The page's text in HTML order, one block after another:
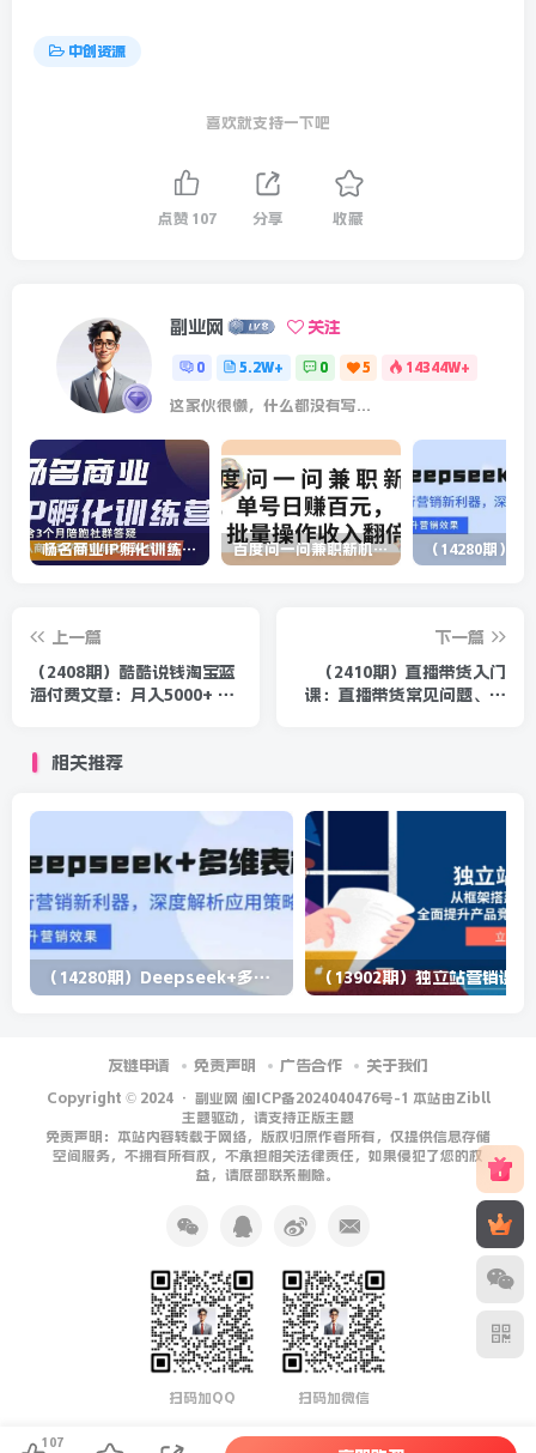
中创资源
喜欢就支持一下吧
点赞 107 分享 收藏
副业网 关注
0 5.2W+ 0 5 14344W+
这家伙很懒，什么都没有写...
杨名商业IP孵化训练营，从商业到内容到转化一站式学 价值5980元 百度问一问兼职新机遇，单号日赚百元，批量操作收入翻倍
上一篇
（2408期）酷酷说钱淘宝蓝
海付费文章：月入5000+ 一
下一篇
（2410期）直播带货入门
课：直播带货常见问题、起
相关推荐
（14280期）Deepseek+多维表格，银行营销新利器，深度解析应用策略，提升营销效果
友链申请 免责声明 广告合作 关于我们
Copyright © 2024 · 副业网 闽ICP备2024040476号-1 本站由Zibll
主题驱动，请支持正版主题
免责声明：本站内容转载于网络，版权归原作者所有，仅提供信息存储
空间服务，不拥有所有权，不承担相关法律责任，如果侵犯了您的权
益，请底部联系删除。
扫码加QQ 扫码加微信
107